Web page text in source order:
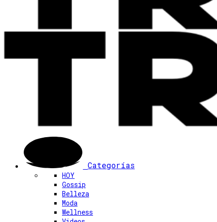
Categorías
HOY
Gossip
Belleza
Moda
Wellness